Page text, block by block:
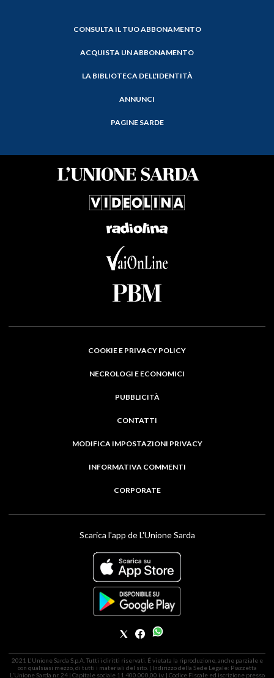
CONSULTA IL TUO ABBONAMENTO
ACQUISTA UN ABBONAMENTO
LA BIBLIOTECA DELL'IDENTITÀ
ANNUNCI
PAGINE SARDE
COOKIE E PRIVACY POLICY
NECROLOGI E ECONOMICI
PUBBLICITÀ
CONTATTI
MODIFICA IMPOSTAZIONI PRIVACY
INFORMATIVA COMMENTI
CORPORATE
Scarica l'app de L'Unione Sarda
2021 L'Unione Sarda S.p.A. Tutti i diritti riservati. É vietata la riproduzione, anche parziale e
con qualsiasi mezzo, di tutti i materiali del sito. | Indirizzo della Sede Legale: Piazzetta
L'Unione Sarda nr. 24 | Capitale sociale 11.400.000,00 i.v. | Codice Fiscale ed iscrizione presso